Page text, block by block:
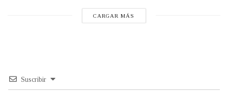
CARGAR MÁS
Suscribir